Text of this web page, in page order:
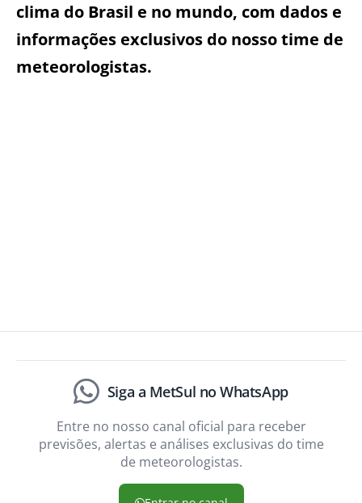
clima do Brasil e no mundo, com dados e
informações exclusivos do nosso time de
meteorologistas.
Siga a MetSul no WhatsApp
Entre no nosso canal oficial para receber
previsões, alertas e análises exclusivas do time
de meteorologistas.